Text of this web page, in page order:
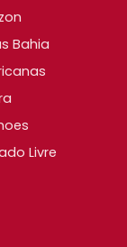
Bahia
Livre